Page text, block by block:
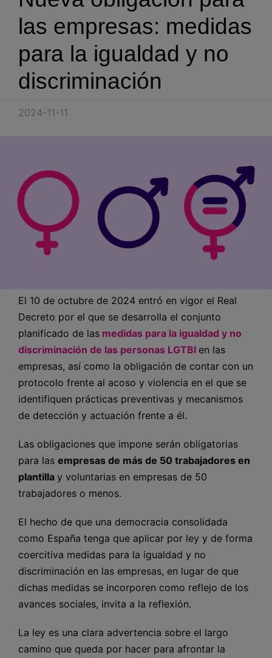
Blog
Partners
Español
Hablemos
las empresas: medidas
para la igualdad y no
discriminación
2024-11-11
El 10 de octubre de 2024 entró en vigor el Real
Decreto por el que se desarrolla el conjunto
planificado de las medidas para la igualdad y no
discriminación de las personas LGTBI en las
empresas, así como la obligación de contar con un
protocolo frente al acoso y violencia en el que se
identifiquen prácticas preventivas y mecanismos
de detección y actuación frente a él.
Las obligaciones que impone serán obligatorias
para las empresas de más de 50 trabajadores en
plantilla y voluntarias en empresas de 50
trabajadores o menos.
El hecho de que una democracia consolidada
como España tenga que aplicar por ley y de forma
coercitiva medidas para la igualdad y no
discriminación en las empresas, en lugar de que
dichas medidas se incorporen como reflejo de los
avances sociales, invita a la reflexión.
La ley es una clara advertencia sobre el largo
camino que queda por hacer para afrontar la